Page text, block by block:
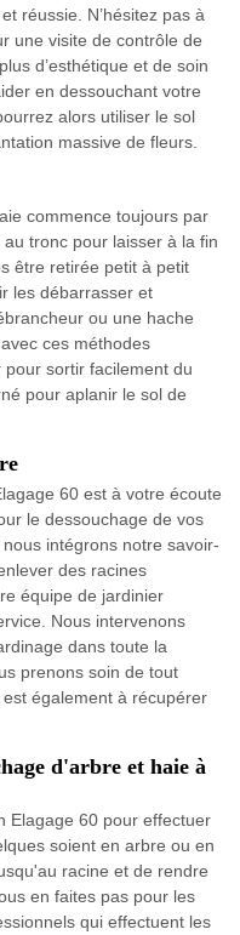
réussie. N’hésitez pas à
une visite de contrôle de
d’esthétique et de soin
en dessouchant votre
alors utiliser le sol
massive de fleurs.
commence toujours par
tronc pour laisser à la fin
être retirée petit à petit
les débarrasser et
ou une hache
ces méthodes
sortir facilement du
pour aplanir le sol de
60 est à votre écoute
le dessouchage de vos
intégrons notre savoir-
des racines
équipe de jardinier
Nous intervenons
dans toute la
prenons soin de tout
également à récupérer
d'arbre et haie à
Elagage 60 pour effectuer
soient en arbre ou en
racine et de rendre
en faites pas pour les
qui effectuent les